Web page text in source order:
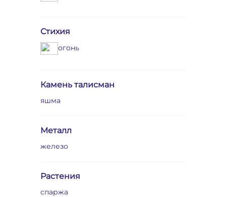
Стихия
огонь
Камень талисман
яшма
Металл
железо
Растения
спаржа